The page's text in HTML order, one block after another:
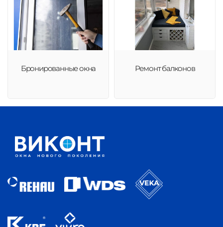
Бронированные окна Ремонт балконов